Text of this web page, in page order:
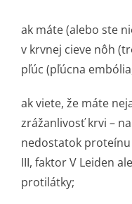
ak máte (alebo ste
v krvnej cieve nôh
pľúc (pľúcna
ak viete, že máte
zrážanlivosť krvi –
nedostatok
III, faktor V Leiden
protilátky;